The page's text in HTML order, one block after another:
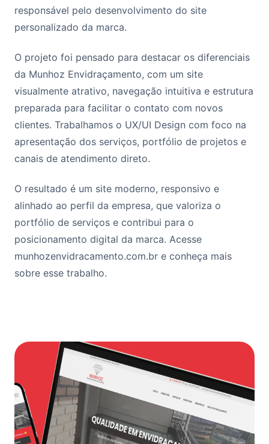
responsável pelo desenvolvimento do site
personalizado da marca.
O projeto foi pensado para destacar os diferenciais
da Munhoz Envidraçamento, com um site
visualmente atrativo, navegação intuitiva e estrutura
preparada para facilitar o contato com novos
clientes. Trabalhamos o UX/UI Design com foco na
apresentação dos serviços, portfólio de projetos e
canais de atendimento direto.
O resultado é um site moderno, responsivo e
alinhado ao perfil da empresa, que valoriza o
portfólio de serviços e contribui para o
posicionamento digital da marca. Acesse
munhozenvidracamento.com.br e conheça mais
sobre esse trabalho.